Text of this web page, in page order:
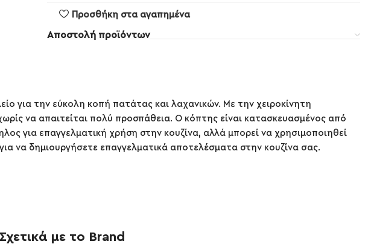
Προσθήκη στα αγαπημένα
Αποστολή προϊόντων
για την εύκολη κοπή πατάτας και λαχανικών. Με την χειροκίνητη
να απαιτείται πολύ προσπάθεια. Ο κόπτης είναι κατασκευασμένος από
για επαγγελματική χρήση στην κουζίνα, αλλά μπορεί να χρησιμοποιηθεί
να δημιουργήσετε επαγγελματικά αποτελέσματα στην κουζίνα σας.
Σχετικά με το Brand